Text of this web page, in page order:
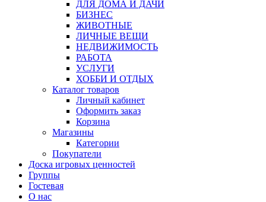
ДЛЯ ДОМА И ДАЧИ
БИЗНЕС
ЖИВОТНЫЕ
ЛИЧНЫЕ ВЕЩИ
НЕДВИЖИМОСТЬ
РАБОТА
УСЛУГИ
ХОББИ И ОТДЫХ
Каталог товаров
Личный кабинет
Оформить заказ
Корзина
Магазины
Категории
Покупатели
Доска игровых ценностей
Группы
Гостевая
О нас